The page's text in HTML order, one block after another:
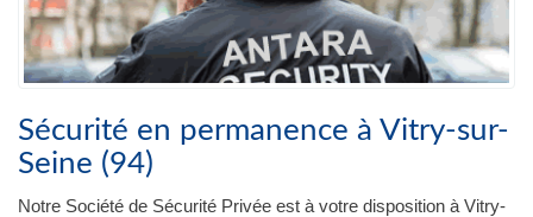
Sécurité en permanence à Vitry-sur-
Seine (94)
Notre Société de Sécurité Privée est à votre disposition à Vitry-